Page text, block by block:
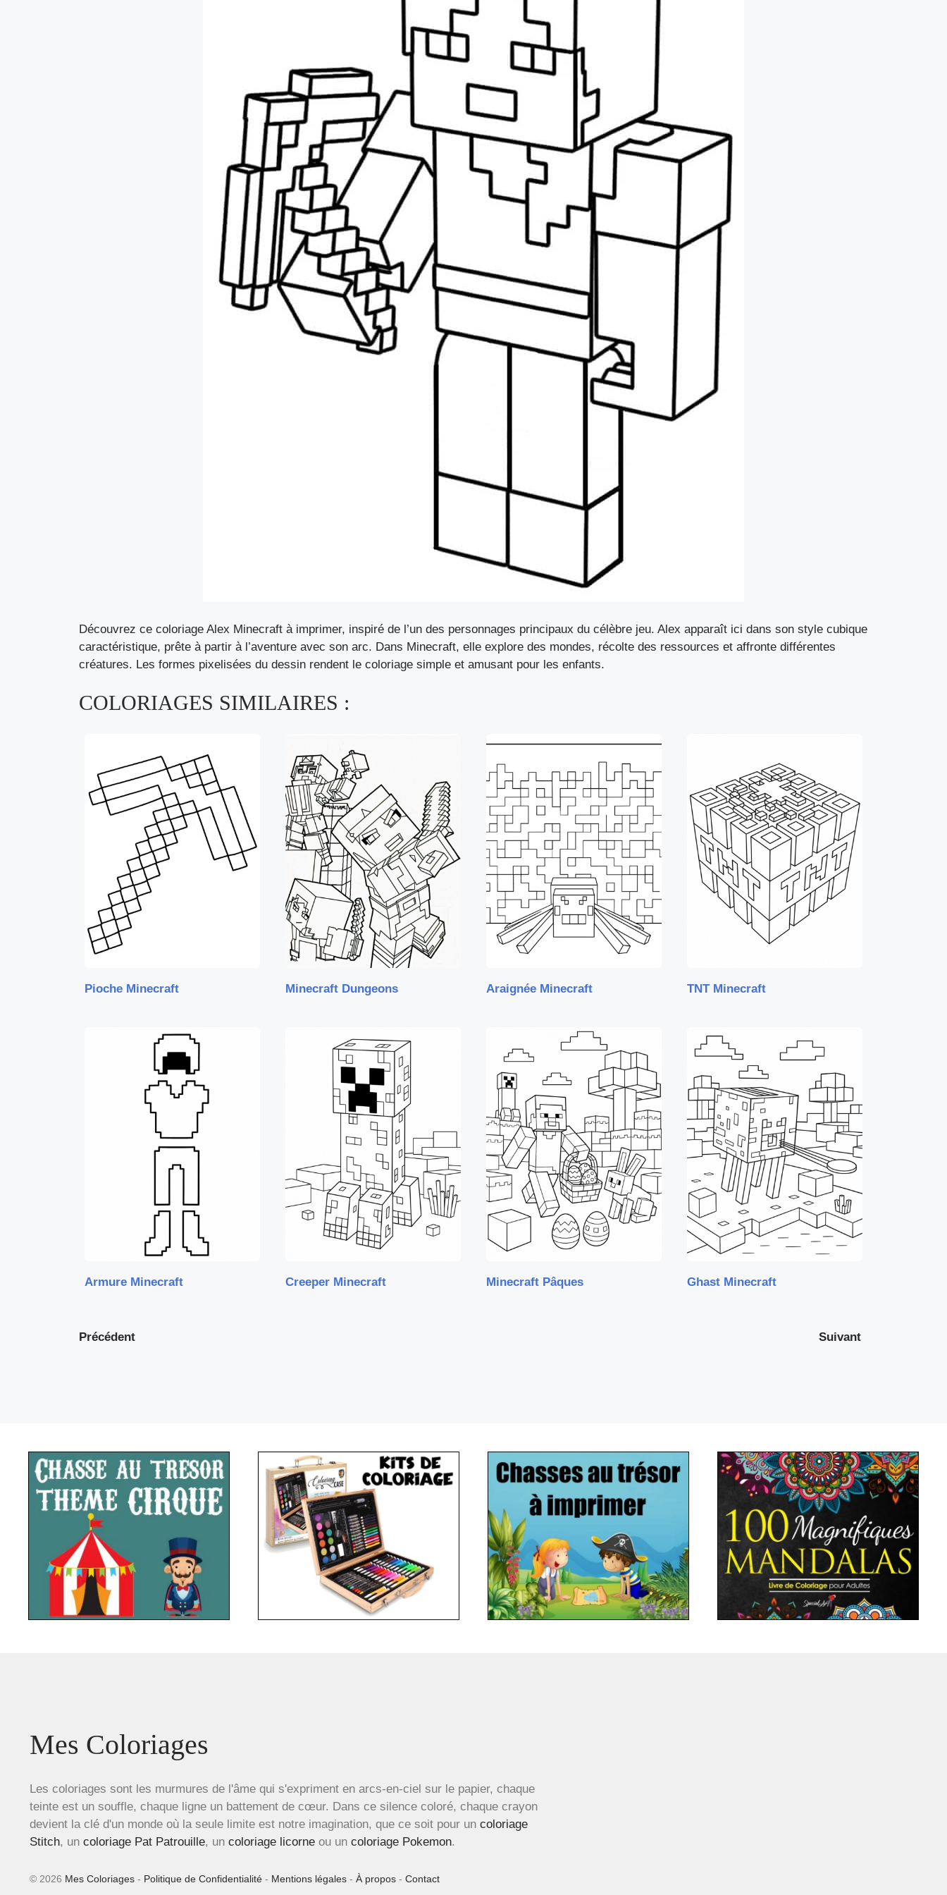
Découvrez ce coloriage Alex Minecraft à imprimer, inspiré de l’un des personnages principaux du célèbre jeu. Alex apparaît ici dans son style cubique
caractéristique, prête à partir à l’aventure avec son arc. Dans Minecraft, elle explore des mondes, récolte des ressources et affronte différentes
créatures. Les formes pixelisées du dessin rendent le coloriage simple et amusant pour les enfants.
COLORIAGES SIMILAIRES :
Pioche Minecraft Minecraft Dungeons Araignée Minecraft TNT Minecraft
Armure Minecraft Creeper Minecraft Minecraft Pâques Ghast Minecraft
Précédent Suivant
Mes Coloriages
Les coloriages sont les murmures de l'âme qui s'expriment en arcs-en-ciel sur le papier, chaque
teinte est un souffle, chaque ligne un battement de cœur. Dans ce silence coloré, chaque crayon
devient la clé d'un monde où la seule limite est notre imagination, que ce soit pour un coloriage
Stitch, un coloriage Pat Patrouille, un coloriage licorne ou un coloriage Pokemon.
© 2026 Mes Coloriages - Politique de Confidentialité - Mentions légales - À propos - Contact